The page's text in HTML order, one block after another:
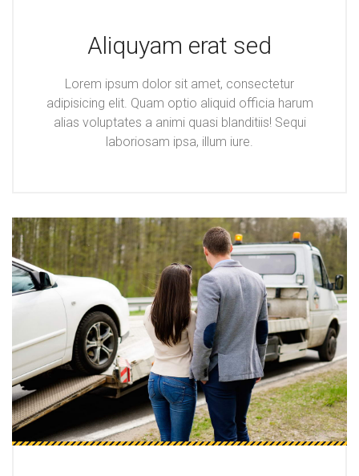
Aliquyam erat sed
Lorem ipsum dolor sit amet, consectetur
adipisicing elit. Quam optio aliquid officia harum
alias voluptates a animi quasi blanditiis! Sequi
laboriosam ipsa, illum iure.